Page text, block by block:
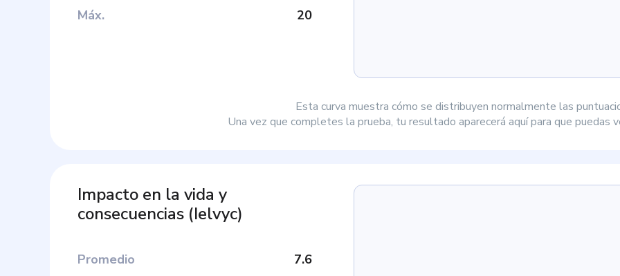
Máx. 20
Esta curva muestra cómo se distribuyen normalmente las
Una vez que completes la prueba, tu resultado aparecerá aquí para que puedas
Impacto en la vida y
consecuencias (Ielvyc)
Promedio 7.6